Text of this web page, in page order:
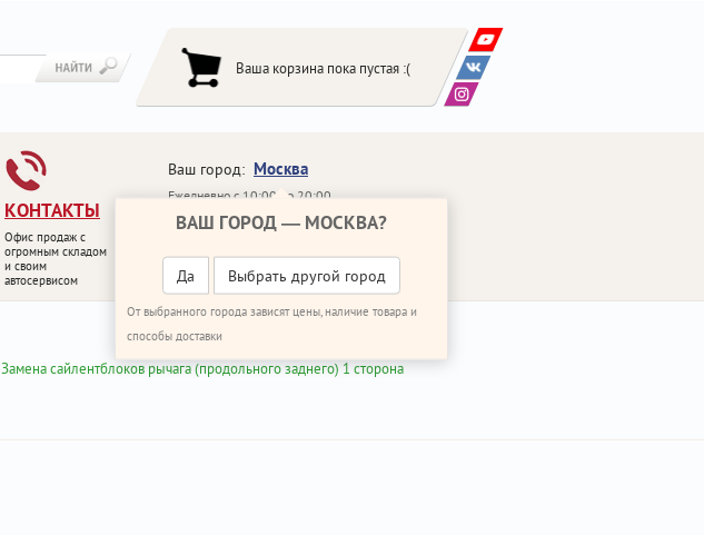
Ваша корзина пока пустая :(
КОНТАКТЫ
Офис продаж с
огромным складом
и своим
автосервисом
Ваш город: Москва
ВАШ ГОРОД — МОСКВА?
Да Выбрать другой город
От выбранного города зависят цены, наличие товара и
способы доставки
Ежедневно с 10:00 до 20:00
+7 (495) 648-64-30
ПЕРЕЗВОНИТЬ МНЕ
Замена сайлентблоков рычага (продольного заднего) 1 сторона